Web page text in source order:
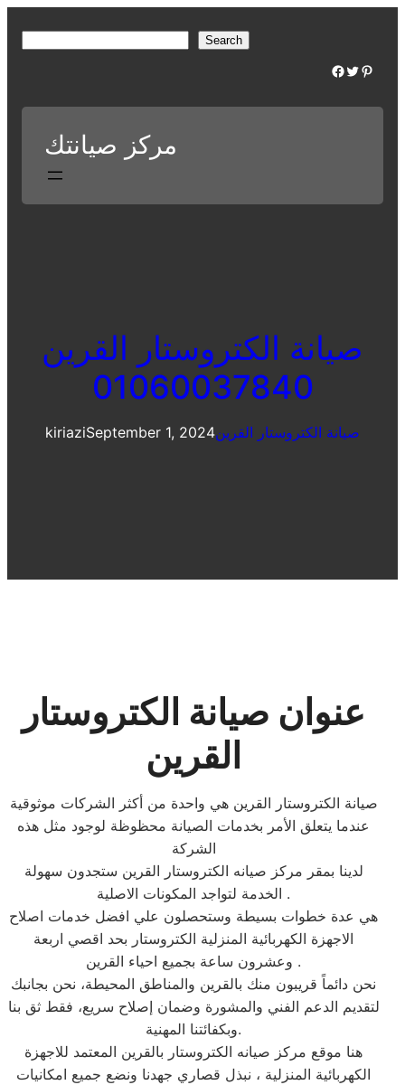
r
Search
Facebook Twitter Pinterest
مركز صيانتك
صيانة الكتروستار القرين
01060037840
kiriaziSeptember 1, 2024صيانة الكتروستار القرين
عنوان صيانة الكتروستار
القرين
صيانة الكتروستار القرين هي واحدة من أكثر الشركات موثوقية
عندما يتعلق الأمر بخدمات الصيانة محظوظة لوجود مثل هذه
الشركة
لدينا بمقر مركز صيانه الكتروستار القرين ستجدون سهولة
الخدمة لتواجد المكونات الاصلية .
هي عدة خطوات بسيطة وستحصلون علي افضل خدمات اصلاح
الاجهزة الكهربائية المنزلية الكتروستار بحد اقصي اربعة
وعشرون ساعة بجميع احياء القرين .
نحن دائماً قريبون منك بالقرين والمناطق المحيطة، نحن بجانبك
لتقديم الدعم الفني والمشورة وضمان إصلاح سريع، فقط ثق بنا
وبكفائتنا المهنية.
هنا موقع مركز صيانه الكتروستار بالقرين المعتمد للاجهزة
الكهربائية المنزلية ، نبذل قصاري جهدنا ونضع جميع امكانيات